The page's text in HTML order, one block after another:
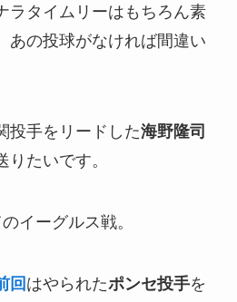
ラタイムリーはもちろん素
あの投球がなければ間違い
投手をリードした海野隆司
たいです。
イーグルス戦。
回 はやられたポンセ投手を